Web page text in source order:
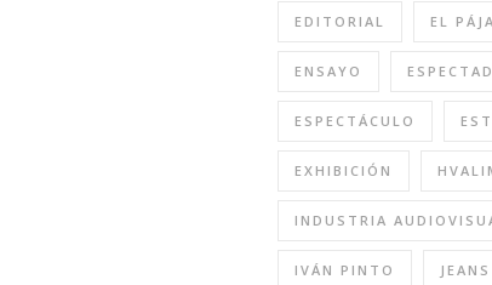
EDITORIAL EL
ENSAYO
ESPECTÁCULO
EXHIBICIÓN
INDUSTRIA
IVÁN PINTO JEANS